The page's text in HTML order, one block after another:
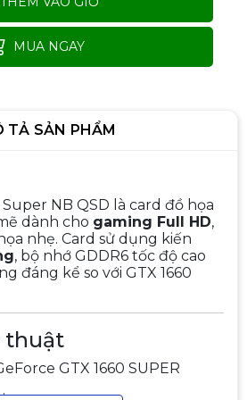
MUA NGAY
TẢ SẢN PHẨM
NB QSD là card đồ họa
dành cho gaming Full HD,
nhẹ. Card sử dụng kiến
, bộ nhớ GDDR6 tốc độ cao
đáng kể so với GTX 1660
thuật
GTX 1660 SUPER
Card màn hình (VGA) Gigabyte
750Ti 2GB DDR5 2 Fan (QSD)